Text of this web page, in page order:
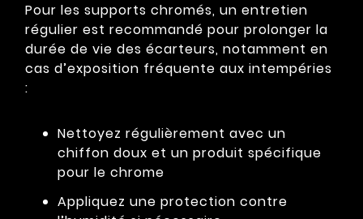
Pour les supports chromés, un entretien
régulier est recommandé pour prolonger la
durée de vie des écarteurs, notamment en
cas d’exposition fréquente aux intempéries
:
Nettoyez régulièrement avec un
chiffon doux et un produit spécifique
pour le chrome
Appliquez une protection contre